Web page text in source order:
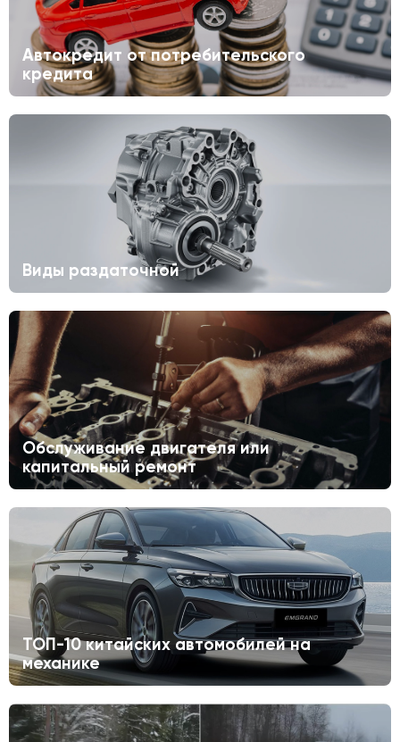
Автокредит от потребительского
кредита
Виды раздаточной
Обслуживание двигателя или
капитальный ремонт
ТОП-10 китайских автомобилей на
механике